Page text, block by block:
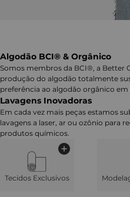
Algodão BCI® & Orgânico
Somos membros da BCI®, a Better
produção do algodão totalmente
preferência ao algodão orgânico
Lavagens Inovadoras
Em cada vez mais peças estamos
lavagens a laser, ar ou ozônio para
produtos químicos.
Tecidos Exclusivos